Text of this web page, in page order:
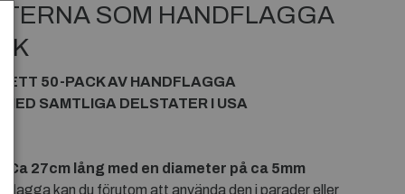
SOM HANDFLAGGA
ETT 50-PACK AV HANDFLAGGA
SAMTLIGA DELSTATER I USA
Ca 27cm lång med en diameter på ca 5mm
kan du förutom att använda den i parader eller